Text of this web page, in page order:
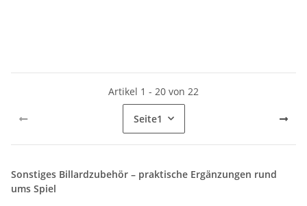
Artikel 1 - 20 von 22
Seite1
Sonstiges Billardzubehör – praktische Ergänzungen rund
ums Spiel